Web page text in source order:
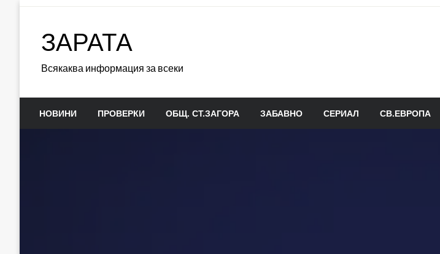
ЗАРАТА
Всякаква информация за всеки
НОВИНИ ПРОВЕРКИ ОБЩ. СТ.ЗАГОРА ЗАБАВНО СЕРИАЛ СВ.ЕВРОПА